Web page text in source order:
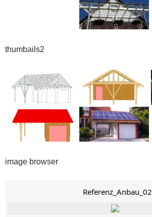
thumbails2
image browser
Referenz_Anbau_02